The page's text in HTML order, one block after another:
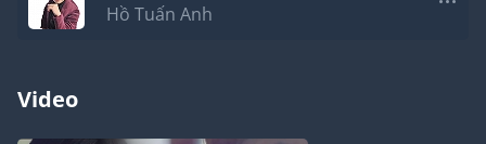
Hồ Tuấn Anh
Video